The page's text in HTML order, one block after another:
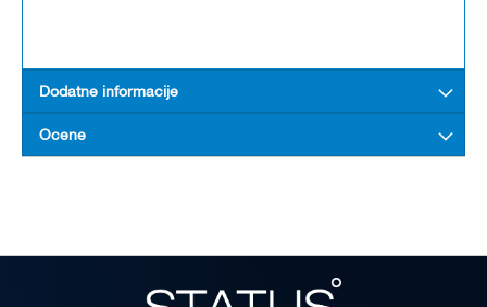
Dodatne informacije
Ocene